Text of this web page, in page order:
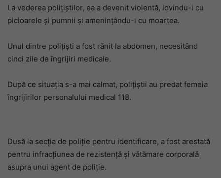
La vederea polițiștilor, ea a devenit violentă, lovindu-i cu
picioarele și pumnii și amenințându-i cu moartea.
Unul dintre polițiști a fost rănit la abdomen, necesitând
cinci zile de îngrijiri medicale.
După ce situația s-a mai calmat, polițiștii au predat femeia
îngrijirilor personalului medical 118.
Dusă la secția de poliție pentru identificare, a fost arestată
pentru infracțiunea de rezistență și vătămare corporală
asupra unui agent de poliție.